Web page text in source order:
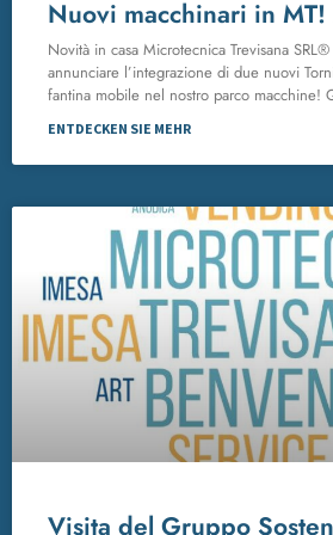
Nuovi macchinari in
Novità in casa Microtecnica Trevisana
annunciare l’integrazione di due nuovi
fantina mobile nel nostro parco macchine!
ENTDECKEN SIE MEHR
Visita del Gruppo